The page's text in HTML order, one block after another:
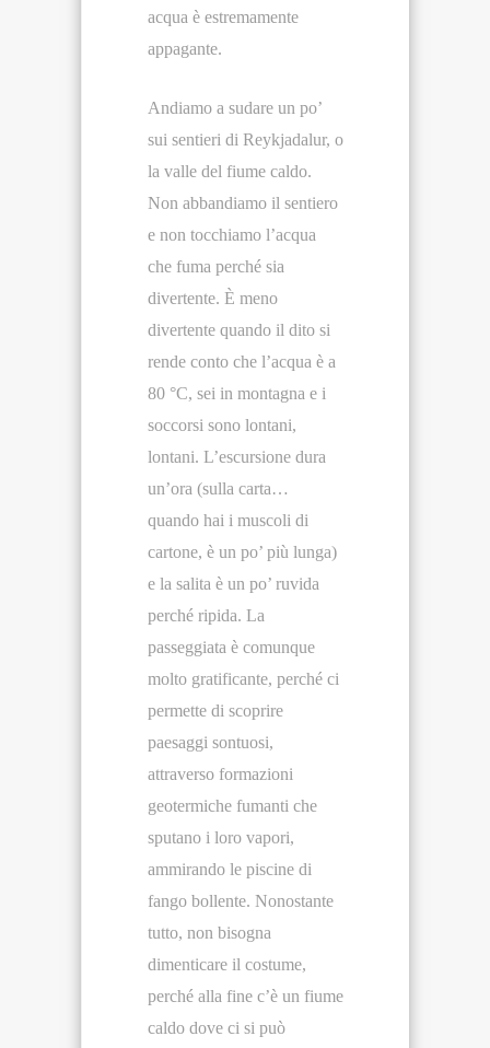
acqua è estremamente
appagante.
Andiamo a sudare un po’
sui sentieri di Reykjadalur, o
la valle del fiume caldo.
Non abbandiamo il sentiero
e non tocchiamo l’acqua
che fuma perché sia
divertente. È meno
divertente quando il dito si
rende conto che l’acqua è a
80 °C, sei in montagna e i
soccorsi sono lontani,
lontani. L’escursione dura
un’ora (sulla carta…
quando hai i muscoli di
cartone, è un po’ più lunga)
e la salita è un po’ ruvida
perché ripida. La
passeggiata è comunque
molto gratificante, perché ci
permette di scoprire
paesaggi sontuosi,
attraverso formazioni
geotermiche fumanti che
sputano i loro vapori,
ammirando le piscine di
fango bollente. Nonostante
tutto, non bisogna
dimenticare il costume,
perché alla fine c’è un fiume
caldo dove ci si può